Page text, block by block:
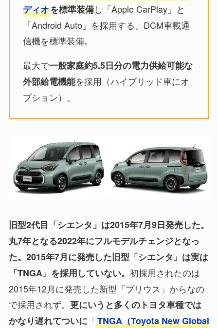
ディオを標準装備し「Apple CarPlay」と
「Android Auto」を採用する。DCM車載通
信機を標準装備。
最大で一般家庭約5.5日分の電力供給可能な
外部給電機能を採用（ハイブリッド車にオ
プション）。
旧型2代目「シエンタ」は2015年7月9日発売した。
丸7年となる2022年にフルモデルチェンジとなっ
た。2015年7月に発売した旧型「シエンタ」は実は
「TNGA」を採用していない。 初採用されたのは
2015年12月に発売した新型「プリウス」からなの
で採用されず。 更にいうと多くのトヨタ車種では
かなり遅れてついに 「TNGA（Toyota New Global